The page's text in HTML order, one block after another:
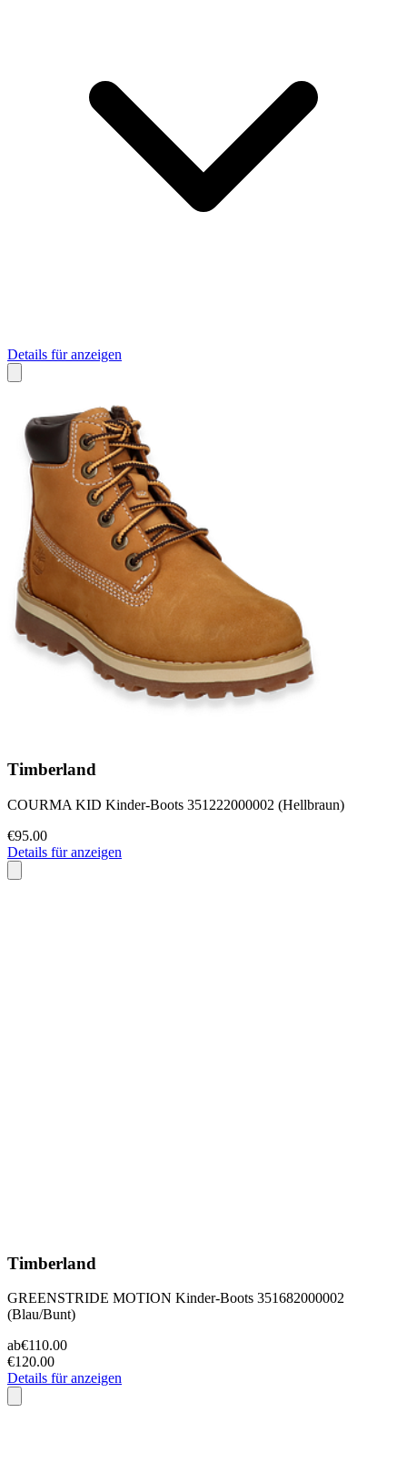
Details für anzeigen
Timberland
COURMA KID Kinder-Boots 351222000002 (Hellbraun)
€95.00
Details für anzeigen
Timberland
GREENSTRIDE MOTION Kinder-Boots 351682000002
(Blau/Bunt)
ab€110.00
€120.00
Details für anzeigen